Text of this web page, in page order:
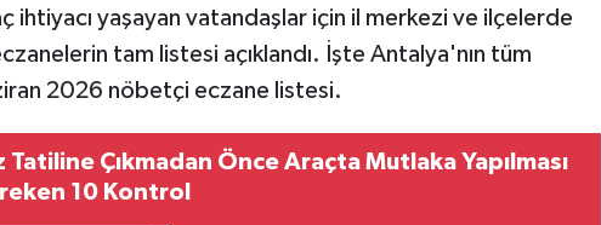
ihtiyacı yaşayan vatandaşlar için il merkezi ve ilçelerde
tam listesi açıklandı. İşte Antalya'nın tüm
2026 nöbetçi eczane listesi.
Tatiline Çıkmadan Önce Araçta Mutlaka Yapılması
10 Kontrol